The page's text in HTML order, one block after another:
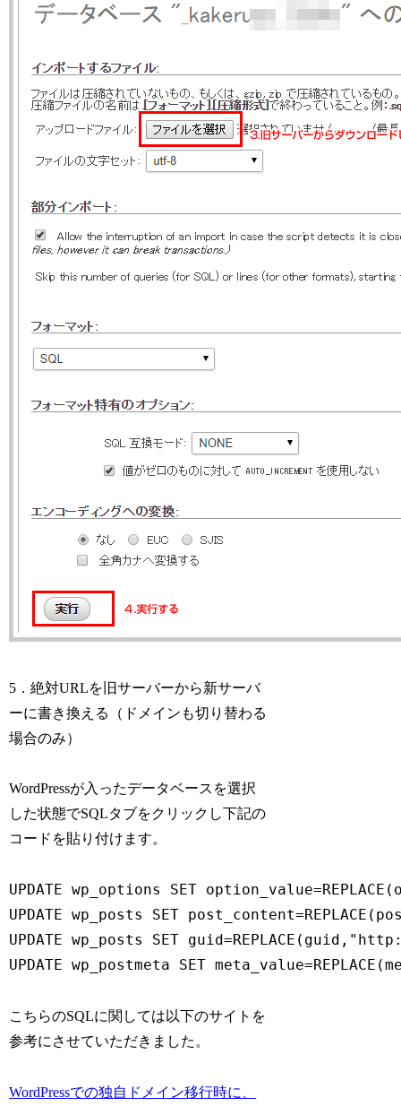
5．絶対URLを旧サーバーから新サーバ
ーに書き換える（ドメインも切り替わる
場合のみ）
WordPressが入ったデータベースを選択
した状態でSQLタブをクリックし下記の
コードを貼り付けます。
UPDATE wp_options SET
UPDATE wp_posts SET
UPDATE wp_posts SET
こちらのSQLに関しては以下のサイトを
参考にさせていただきました。
WordPressでの独自ドメイン移行時に、